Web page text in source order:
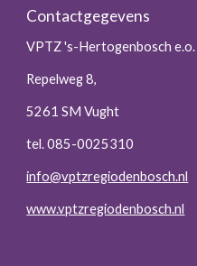
Contactgegevens
VPTZ 's-Hertogenbosch e.o.
Repelweg 8,
5261 SM Vught
tel. 085-0025310
info@vptzregiodenbosch.nl
www.vptzregiodenbosch.nl